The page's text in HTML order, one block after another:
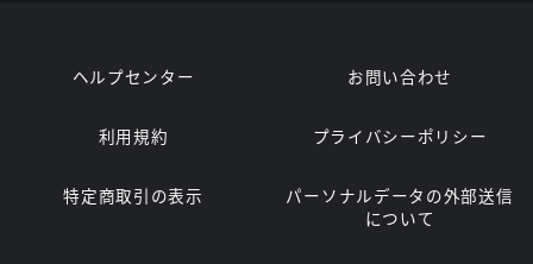
ヘルプセンター お問い合わせ
利用規約 プライバシーポリシー
特定商取引の表示
パーソナルデータの外部送信
について